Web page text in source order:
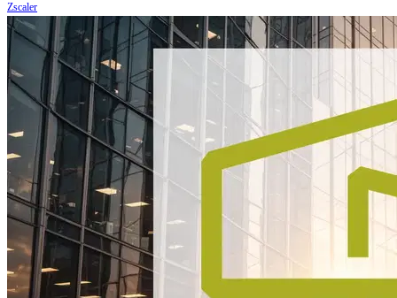
Zscaler